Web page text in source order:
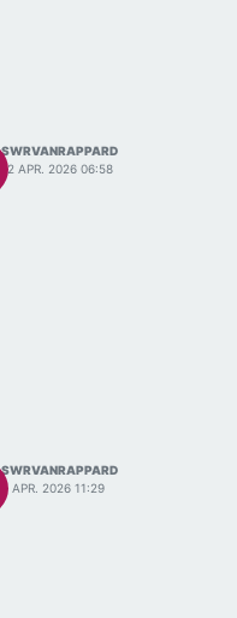
SWRVANRAPPARD
12 APR. 2026 06:58
SWRVANRAPPARD
7 APR. 2026 11:29